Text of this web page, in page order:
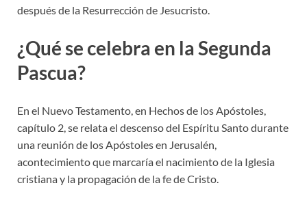
después de la Resurrección de Jesucristo.
¿Qué se celebra en la Segunda
Pascua?
En el Nuevo Testamento, en Hechos de los Apóstoles,
capítulo 2, se relata el descenso del Espíritu Santo durante
una reunión de los Apóstoles en Jerusalén,
acontecimiento que marcaría el nacimiento de la Iglesia
cristiana y la propagación de la fe de Cristo.